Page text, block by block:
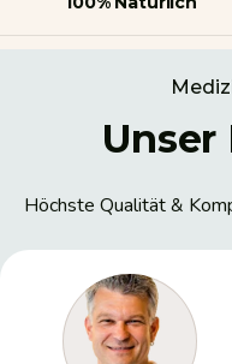
Unser
Höchste Qualität &